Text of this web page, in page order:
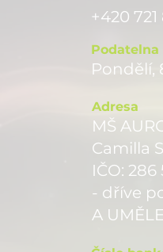
+420 721
Podatelna
Pondělí,
Adresa
MŠ
Camilla
IČO: 286
- dříve
A